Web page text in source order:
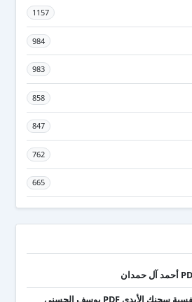
1157
984
983
858
847
762
665
تحميل كتاب عقدك النفسية سجنك الأبدي PDF يوسف الحسني